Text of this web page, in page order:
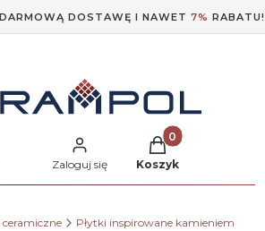
DOSTAWĘ I NAWET 7% RABATU!
Zaloguj się
Produkty w
Koszyk
ceramiczne Płytki inspirowane kamieniem